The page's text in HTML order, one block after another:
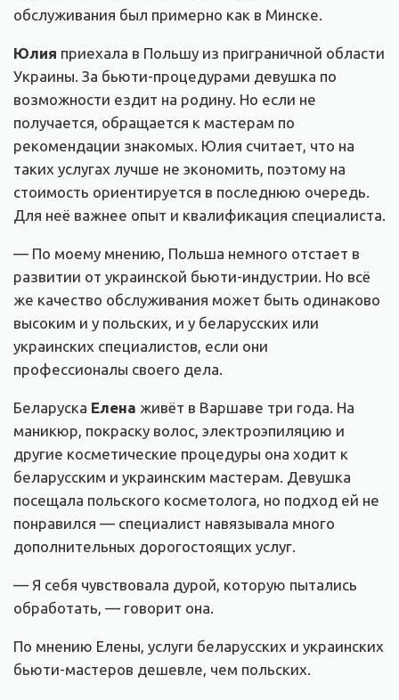
обслуживания был примерно как в Минске.
Юлия приехала в Польшу из приграничной области
Украины. За бьюти-процедурами девушка по
возможности ездит на родину. Но если не
получается, обращается к мастерам по
рекомендации знакомых. Юлия считает, что на
таких услугах лучше не экономить, поэтому на
стоимость ориентируется в последнюю очередь.
Для неё важнее опыт и квалификация специалиста.
— По моему мнению, Польша немного отстает в
развитии от украинской бьюти-индустрии. Но всё
же качество обслуживания может быть одинаково
высоким и у польских, и у беларусских или
украинских специалистов, если они
профессионалы своего дела.
Беларуска Елена живёт в Варшаве три года. На
маникюр, покраску волос, электроэпиляцию и
другие косметические процедуры она ходит к
беларусским и украинским мастерам. Девушка
посещала польского косметолога, но подход ей не
понравился — специалист навязывала много
дополнительных дорогостоящих услуг.
— Я себя чувствовала дурой, которую пытались
обработать, — говорит она.
По мнению Елены, услуги беларусских и украинских
бьюти-мастеров дешевле, чем польских.